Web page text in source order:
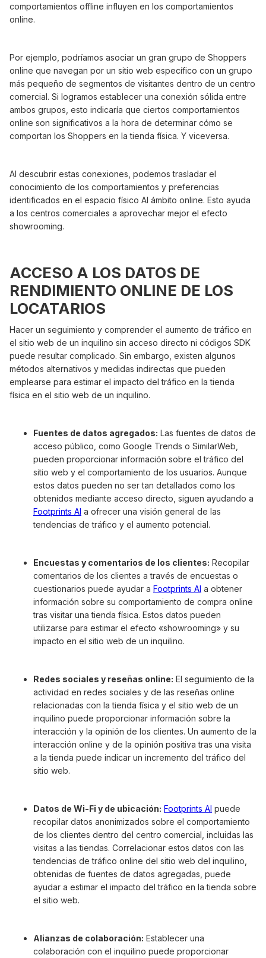
comportamientos offline influyen en los comportamientos
online.
Por ejemplo, podríamos asociar un gran grupo de Shoppers
online que navegan por un sitio web específico con un grupo
más pequeño de segmentos de visitantes dentro de un centro
comercial. Si logramos establecer una conexión sólida entre
ambos grupos, esto indicaría que ciertos comportamientos
online son significativos a la hora de determinar cómo se
comportan los Shoppers en la tienda física. Y viceversa.
AI descubrir estas conexiones, podemos trasladar el
conocimiento de los comportamientos y preferencias
identificados en el espacio físico AI ámbito online. Esto ayuda
a los centros comerciales a aprovechar mejor el efecto
showrooming.
ACCESO A LOS DATOS DE
RENDIMIENTO ONLINE DE LOS
LOCATARIOS
Hacer un seguimiento y comprender el aumento de tráfico en
el sitio web de un inquilino sin acceso directo ni códigos SDK
puede resultar complicado. Sin embargo, existen algunos
métodos alternativos y medidas indirectas que pueden
emplearse para estimar el impacto del tráfico en la tienda
física en el sitio web de un inquilino.
Fuentes de datos agregados: Las fuentes de datos de
acceso público, como Google Trends o SimilarWeb,
pueden proporcionar información sobre el tráfico del
sitio web y el comportamiento de los usuarios. Aunque
estos datos pueden no ser tan detallados como los
obtenidos mediante acceso directo, siguen ayudando a
Footprints AI a ofrecer una visión general de las
tendencias de tráfico y el aumento potencial.
Encuestas y comentarios de los clientes: Recopilar
comentarios de los clientes a través de encuestas o
cuestionarios puede ayudar a Footprints AI a obtener
información sobre su comportamiento de compra online
tras visitar una tienda física. Estos datos pueden
utilizarse para estimar el efecto «showrooming» y su
impacto en el sitio web de un inquilino.
Redes sociales y reseñas online: El seguimiento de la
actividad en redes sociales y de las reseñas online
relacionadas con la tienda física y el sitio web de un
inquilino puede proporcionar información sobre la
interacción y la opinión de los clientes. Un aumento de la
interacción online y de la opinión positiva tras una visita
a la tienda puede indicar un incremento del tráfico del
sitio web.
Datos de Wi-Fi y de ubicación: Footprints AI puede
recopilar datos anonimizados sobre el comportamiento
de los clientes dentro del centro comercial, incluidas las
visitas a las tiendas. Correlacionar estos datos con las
tendencias de tráfico online del sitio web del inquilino,
obtenidas de fuentes de datos agregadas, puede
ayudar a estimar el impacto del tráfico en la tienda sobre
el sitio web.
Alianzas de colaboración: Establecer una
colaboración con el inquilino puede proporcionar